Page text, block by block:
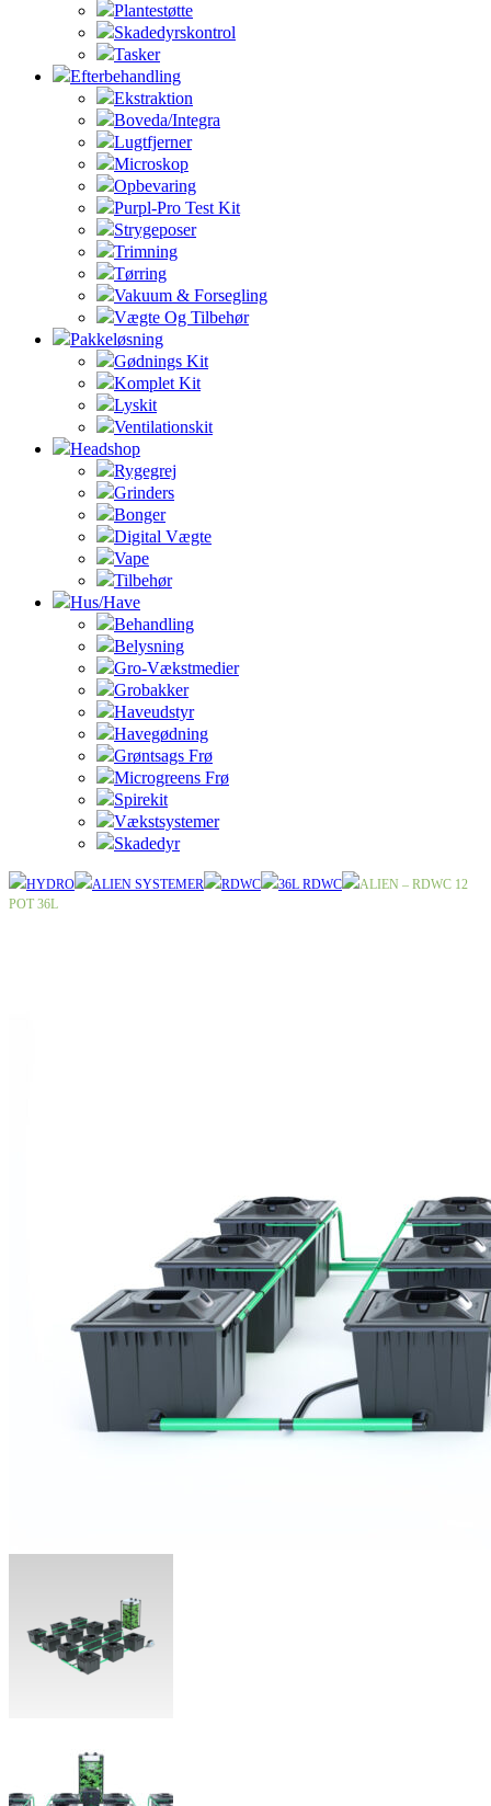
Plantestøtte
Skadedyrskontrol
Tasker
Efterbehandling
Ekstraktion
Boveda/Integra
Lugtfjerner
Microskop
Opbevaring
Purpl-Pro Test Kit
Strygeposer
Trimning
Tørring
Vakuum & Forsegling
Vægte Og Tilbehør
Pakkeløsning
Gødnings Kit
Komplet Kit
Lyskit
Ventilationskit
Headshop
Rygegrej
Grinders
Bonger
Digital Vægte
Vape
Tilbehør
Hus/Have
Behandling
Belysning
Gro-Vækstmedier
Grobakker
Haveudstyr
Havegødning
Grøntsags Frø
Microgreens Frø
Spirekit
Vækstsystemer
Skadedyr
HYDRO ALIEN SYSTEMER RDWC 36L RDWC
ALIEN – RDWC 12
POT 36L